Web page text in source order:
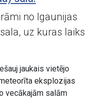
no Igaunijas
uz kuras laiks
jaukais vietējo
eksplozijas
vecākajām salām